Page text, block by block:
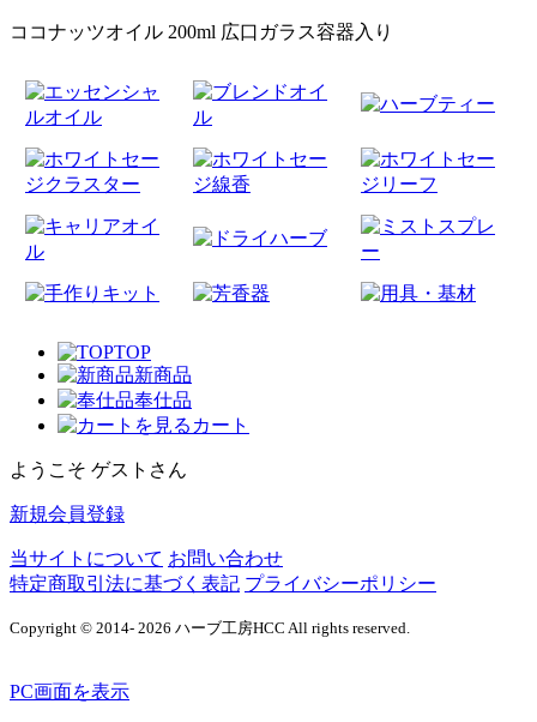
ココナッツオイル 200ml 広口ガラス容器入り
TOP
新商品
奉仕品
カート
ようこそ ゲストさん
新規会員登録
当サイトについて お問い合わせ
特定商取引法に基づく表記 プライバシーポリシー
Copyright © 2014- 2026 ハーブ工房HCC All rights reserved.
PC画面を表示